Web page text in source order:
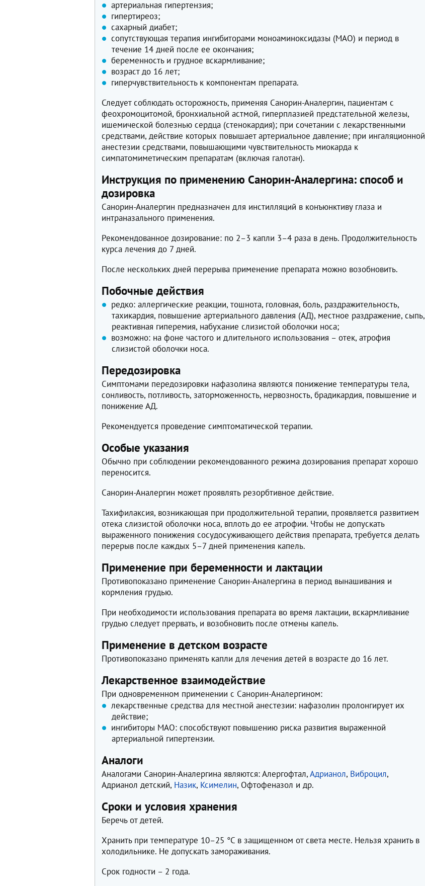
артериальная гипертензия;
гипертиреоз;
сахарный диабет;
сопутствующая терапия ингибиторами моноаминоксидазы (МАО) и период в
течение 14 дней после ее окончания;
беременность и грудное вскармливание;
возраст до 16 лет;
гиперчувствительность к компонентам препарата.
Следует соблюдать осторожность, применяя Санорин-Аналергин, пациентам с
феохромоцитомой, бронхиальной астмой, гиперплазией предстательной железы,
ишемической болезнью сердца (стенокардия); при сочетании с лекарственными
средствами, действие которых повышает артериальное давление; при ингаляционной
анестезии средствами, повышающими чувствительность миокарда к
симпатомиметическим препаратам (включая галотан).
Инструкция по применению Санорин-Аналергина: способ и
дозировка
Санорин-Аналергин предназначен для инстилляций в конъюнктиву глаза и
интраназального применения.
Рекомендованное дозирование: по 2–3 капли 3–4 раза в день. Продолжительность
курса лечения до 7 дней.
После нескольких дней перерыва применение препарата можно возобновить.
Побочные действия
редко: аллергические реакции, тошнота, головная, боль, раздражительность,
тахикардия, повышение артериального давления (АД), местное раздражение, сыпь,
реактивная гиперемия, набухание слизистой оболочки носа;
возможно: на фоне частого и длительного использования – отек, атрофия
слизистой оболочки носа.
Передозировка
Симптомами передозировки нафазолина являются понижение температуры тела,
сонливость, потливость, заторможенность, нервозность, брадикардия, повышение и
понижение АД.
Рекомендуется проведение симптоматической терапии.
Особые указания
Обычно при соблюдении рекомендованного режима дозирования препарат хорошо
переносится.
Санорин-Аналергин может проявлять резорбтивное действие.
Тахифилаксия, возникающая при продолжительной терапии, проявляется развитием
отека слизистой оболочки носа, вплоть до ее атрофии. Чтобы не допускать
выраженного понижения сосудосуживающего действия препарата, требуется делать
перерыв после каждых 5–7 дней применения капель.
Применение при беременности и лактации
Противопоказано применение Санорин-Аналергина в период вынашивания и
кормления грудью.
При необходимости использования препарата во время лактации, вскармливание
грудью следует прервать, и возобновить после отмены капель.
Применение в детском возрасте
Противопоказано применять капли для лечения детей в возрасте до 16 лет.
Лекарственное взаимодействие
При одновременном применении с Санорин-Аналергином:
лекарственные средства для местной анестезии: нафазолин пролонгирует их
действие;
ингибиторы МАО: способствуют повышению риска развития выраженной
артериальной гипертензии.
Аналоги
Аналогами Санорин-Аналергина являются: Алергофтал,Адрианол, Виброцил,
Адрианол детский, Назик, Ксимелин, Офтофеназол и др.
Сроки и условия хранения
Беречь от детей.
Хранить при температуре 10–25 °C в защищенном от света месте. Нельзя хранить в
холодильнике. Не допускать замораживания.
Срок годности – 2 года.